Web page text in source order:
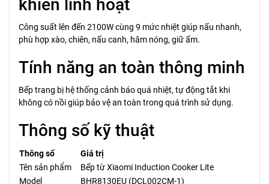
khiển linh hoạt
Công suất lên đến 2100W cùng 9 mức nhiệt giúp nấu nhanh,
phù hợp xào, chiên, nấu canh, hâm nóng, giữ ấm.
Tính năng an toàn thông minh
Bếp trang bị hệ thống cảnh báo quá nhiệt, tự động tắt khi
không có nồi giúp bảo vệ an toàn trong quá trình sử dụng.
Thông số kỹ thuật
Thông số
Giá trị
Tên sản phẩm
Bếp từ Xiaomi Induction Cooker Lite
Model
BHR8130EU (DCL002CM-1)